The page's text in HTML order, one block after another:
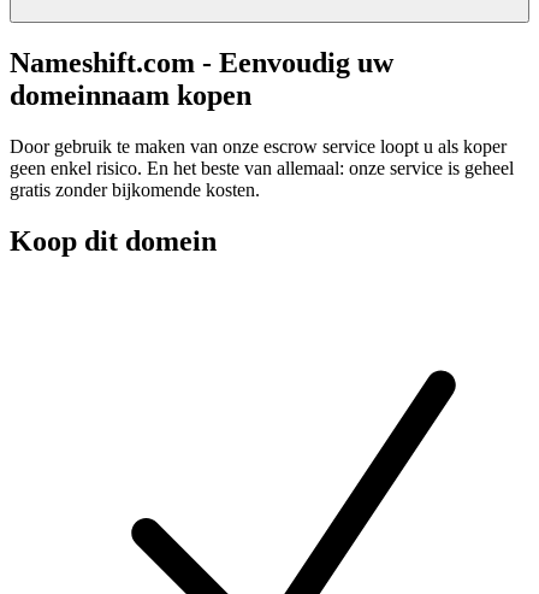
Nameshift.com - Eenvoudig uw
domeinnaam kopen
Door gebruik te maken van onze escrow service loopt u als koper
geen enkel risico. En het beste van allemaal: onze service is geheel
gratis zonder bijkomende kosten.
Koop dit domein